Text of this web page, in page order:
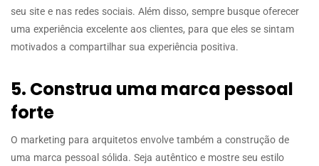
seu site e nas redes sociais. Além disso, sempre busque oferecer
uma experiência excelente aos clientes, para que eles se sintam
motivados a compartilhar sua experiência positiva.
5. Construa uma marca pessoal
forte
O marketing para arquitetos envolve também a construção de
uma marca pessoal sólida. Seja autêntico e mostre seu estilo